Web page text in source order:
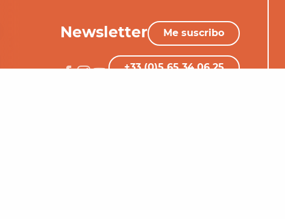
Newsletter Me suscribo
+33 (0)5 65 34 06 25